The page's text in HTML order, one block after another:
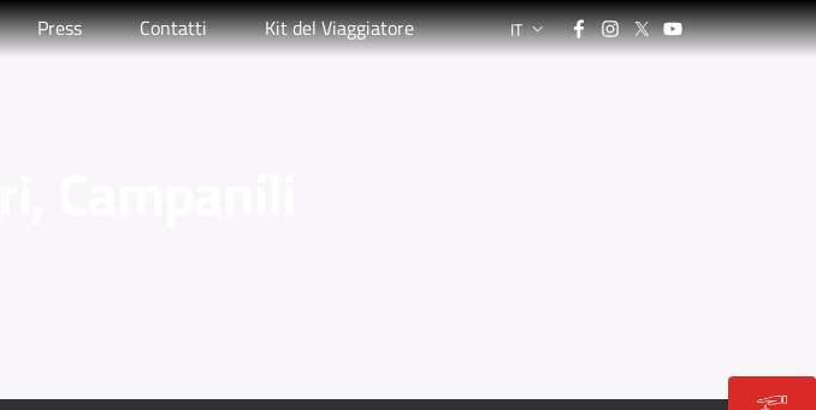
Press Contatti Kit del Viaggiatore LANGUAGE SWITCHER: CURRENT
IT Facebook
Instagram
TwitterYouTube